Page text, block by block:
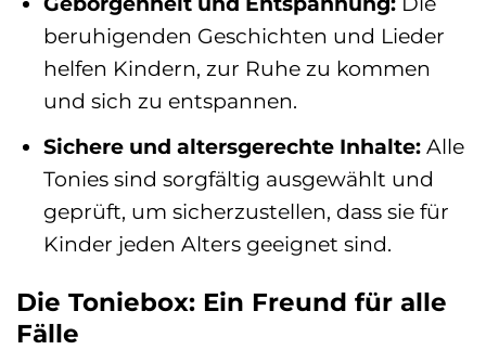
beruhigenden Geschichten und Lieder
helfen Kindern, zur Ruhe zu kommen
und sich zu entspannen.
Sichere und altersgerechte Inhalte:Alle
Tonies sind sorgfältig ausgewählt und
geprüft, um sicherzustellen, dass sie für
Kinder jeden Alters geeignet sind.
Die Toniebox: Ein Freund für alle
Fälle